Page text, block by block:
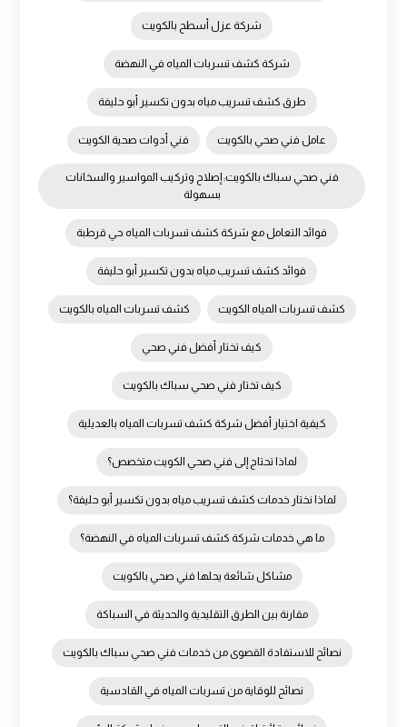
شركة عزل أسطح بالكويت
شركة كشف تسربات المياه في النهضة
طرق كشف تسريب مياه بدون تكسير أبو حليفة
عامل فني صحي بالكويت فني أدوات صحية الكويت
فني صحي سباك بالكويت: إصلاح وتركيب المواسير والسخانات
بسهولة
فوائد التعامل مع شركة كشف تسربات المياه حي قرطبة
فوائد كشف تسريب مياه بدون تكسير أبو حليفة
كشف تسربات المياه الكويت كشف تسربات المياه بالكويت
كيف تختار أفضل فني صحي
كيف تختار فني صحي سباك بالكويت
كيفية اختيار أفضل شركة كشف تسربات المياه بالعديلية
لماذا تحتاج إلى فني صحي الكويت متخصص؟
لماذا نختار خدمات كشف تسريب مياه بدون تكسير أبو حليفة؟
ما هي خدمات شركة كشف تسربات المياه في النهضة؟
مشاكل شائعة يحلها فني صحي بالكويت
مقارنة بين الطرق التقليدية والحديثة في السباكة
نصائح للاستفادة القصوى من خدمات فني صحي سباك بالكويت
نصائح للوقاية من تسربات المياه في القادسية